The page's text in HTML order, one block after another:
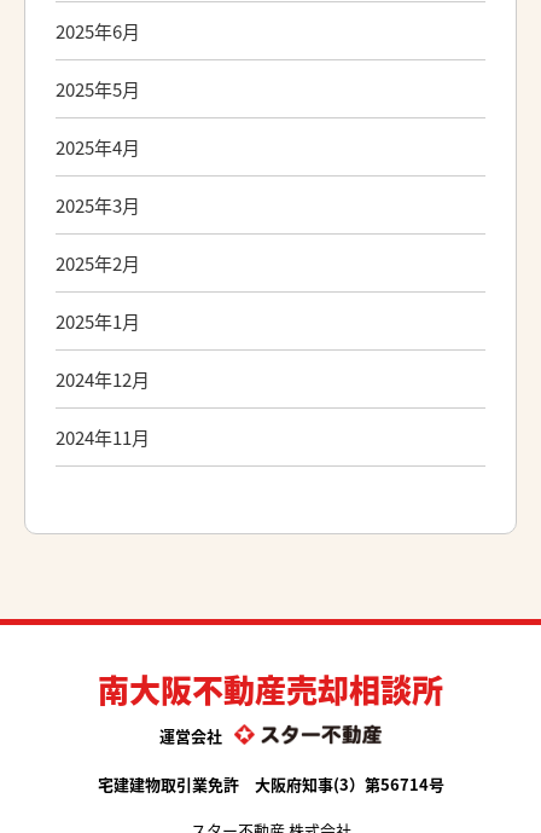
2025年6月
2025年5月
2025年4月
2025年3月
2025年2月
2025年1月
2024年12月
2024年11月
南大阪不動産売却相談所
運営会社
宅建建物取引業免許 大阪府知事(3）第56714号